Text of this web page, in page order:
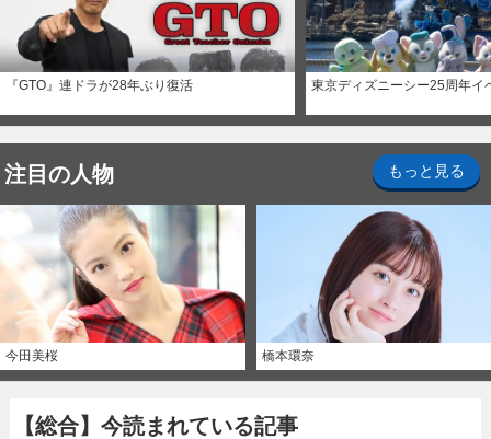
『GTO』連ドラが28年ぶり復活 東京ディズニーシー25周年イ
注目の人物 もっと見る
今田美桜 橋本環奈
【総合】今読まれている記事